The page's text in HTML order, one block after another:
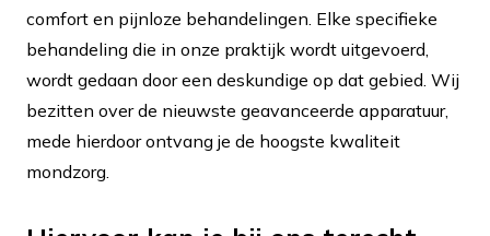
comfort en pijnloze behandelingen. Elke specifieke
behandeling die in onze praktijk wordt uitgevoerd,
wordt gedaan door een deskundige op dat gebied. Wij
bezitten over de nieuwste geavanceerde apparatuur,
mede hierdoor ontvang je de hoogste kwaliteit
mondzorg.